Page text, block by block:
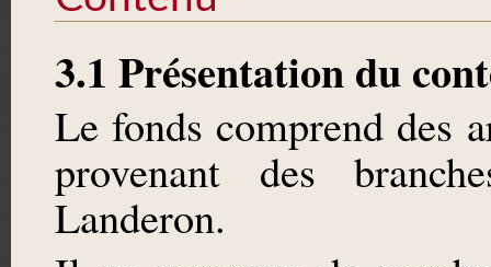
3.1 Présentation du
Le fonds comprend des
provenant des
Landeron.